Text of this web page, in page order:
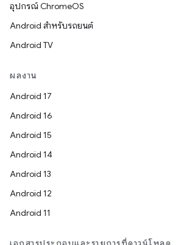
อุปกรณ์ ChromeOS
Android สำหรับรถยนต์
Android TV
ผลงาน
Android 17
Android 16
Android 15
Android 14
Android 13
Android 12
Android 11